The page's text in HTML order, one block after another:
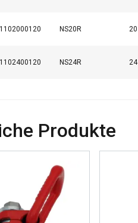
NS20R 20
NS24R 24
Produkte